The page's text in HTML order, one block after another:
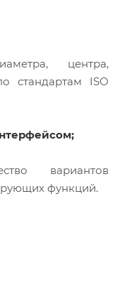
центра,
стандартам ISO
вариантов
функций.